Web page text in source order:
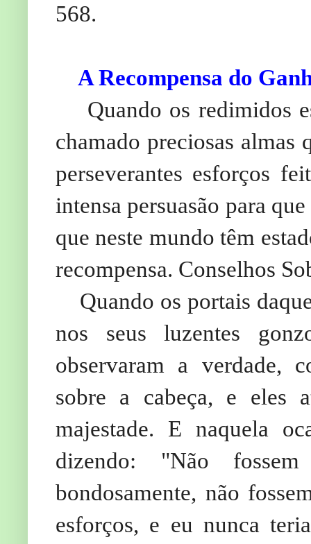
568.
A Recompensa do
Quando os redimidos
chamado preciosas almas
perseverantes esforços
intensa persuasão para
que neste mundo têm
recompensa. Conselhos
Quando os portais
nos seus luzentes
observaram a verdade,
sobre a cabeça, e eles
majestade. E naquela
dizendo: "Não
bondosamente, não
esforços, e eu nunca